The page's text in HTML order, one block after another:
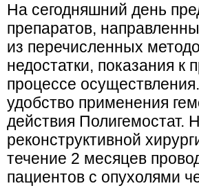
На сегодняшний день
препаратов,
из перечисленных
недостатки, показания
процессе
удобство применения
действия Полигемостат.
реконструктивной
течение 2 месяцев
пациентов с опухолями